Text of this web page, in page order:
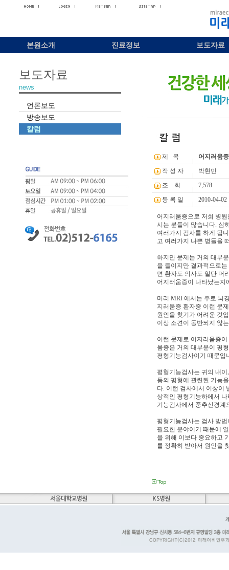
본원소개 진료정보 보도자료
보도자료
news
언론보도
방송보도
칼럼
제 목
어지러움
작 성 자
박현민
조 회
7,578
등 록 일
2010-04-02
어지러움증으로 저희 병
시는 분들이 많습니다. 심
여러가지 검사를 하게 됩
고 여러가지 나쁜 병들을
하지만 문제는 거의 대부
을 들이지만 결과적으로
면 환자도 의사도 일단 머
어지러움증이 나타났는지
머리 MRI 에서는 주로 뇌
지러움증 환자중 이런 문
원인을 찾기가 어려운 것
이상 소견이 동반되지 않
이런 문제로 어지러움증
움증은 거의 대부분이 평
평형기능검사이기 때문입
평형기능검사는 귀의 내
등의 평형에 관련된 기능
다. 이런 검사에서 이상이
상적인 평형기능하에서
기능검사에서 중추신경계
평형기능검사는 검사 방
필요한 분야이기 때문에
을 위해 이보다 중요하고
를 정확히 받아서 원인을